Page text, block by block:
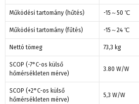
Működési tartomány (hűtés) -15～50 ℃
Működési tartomány (fűtés) -15～24 ℃
Nettó tömeg 73,3 kg
SCOP (-7°C-os külső
hőmérsékleten mérve)
3.80 W/W
SCOP (+2°C-os külső
hőmérsékleten mérve)
5,3 W/W